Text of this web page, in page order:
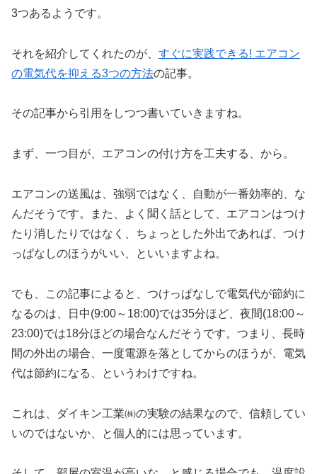
3つあるようです。
それを紹介してくれたのが、 すぐに実践できる! エアコン
の電気代を抑える3つの方法の記事。
その記事から引用をしつつ書いていきますね。
まず、一つ目が、エアコンの付け方を工夫する、から。
エアコンの送風は、強弱ではなく、自動が一番効率的、な
んだそうです。また、よく聞く話として、エアコンはつけ
たり消したりではなく、ちょっとした外出であれば、つけ
っぱなしのほうがいい、といいますよね。
でも、この記事によると、つけっぱなしで電気代が節約に
なるのは、日中(9:00～18:00)では35分ほど、夜間(18:00～
23:00)では18分ほどの場合なんだそうです。つまり、長時
間の外出の場合、一度電源を落としてからのほうが、電気
代は節約になる、というわけですね。
これは、ダイキン工業㈱の実験の結果なので、信頼してい
いのではないか、と個人的には思っています。